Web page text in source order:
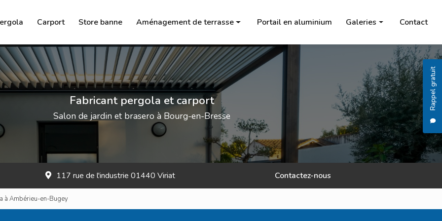
Rappel gratuit
Carport Store banne Aménagement de terrasse
Brasero
Salon de jardin
Chauffage à l’éthanol
Portail en aluminium Galeries
Carport
Store banne
Salon de jardin
Chauffage à l'éthanol
Brasero
Portail en aluminium
Contact
Fabricant pergola et carport
Salon de jardin et brasero à Bourg-en-Bresse
117 rue de l'industrie 01440 Viriat Contactez-nous
à Ambérieu-en-Bugey